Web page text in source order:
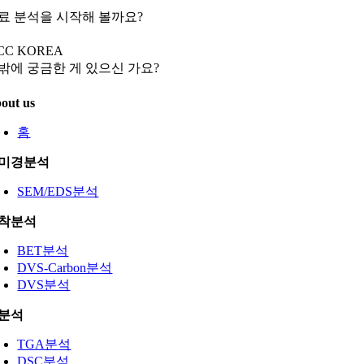
분석을 시작해 볼까요?
KOREA
에 궁금한 게 있으신 가요?
us
홈
경분석
SEM/EDS분석
분석
BET분석
DVS-Carbon분석
DVS분석
석
TGA분석
DSC분석